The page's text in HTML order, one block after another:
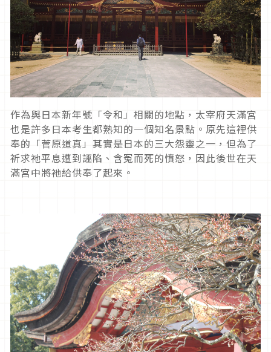
作為與日本新年號「令和」相關的地點，太宰府天滿宮
也是許多日本考生都熟知的一個知名景點。原先這裡供
奉的「菅原道真」其實是日本的三大怨靈之一，但為了
祈求祂平息遭到誣陷、含冤而死的憤怒，因此後世在天
滿宮中將祂給供奉了起來。